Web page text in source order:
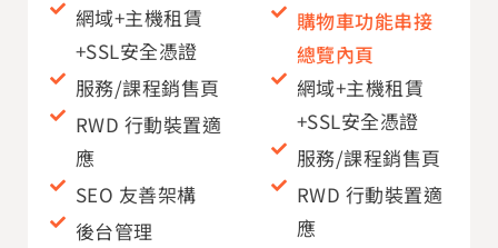
網域+主機租賃
+SSL安全憑證
服務/課程銷售頁
RWD 行動裝置適
應
SEO 友善架構
後台管理
購物車功能串接
總覽內頁
網域+主機租賃
+SSL安全憑證
服務/課程銷售頁
RWD 行動裝置適
應